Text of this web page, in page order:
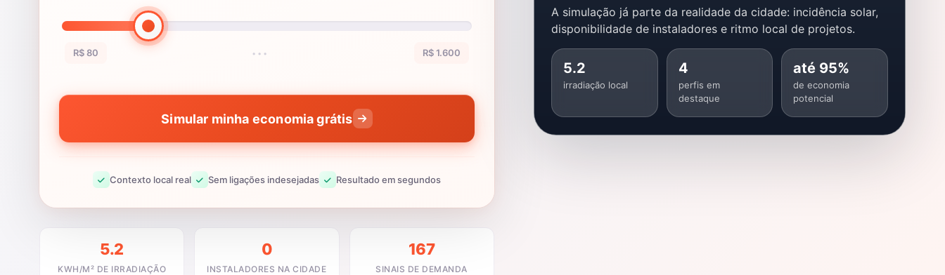
R$ 80 ••• R$ 1.600
Simular minha economia grátis
Contexto local real Sem ligações indesejadas Resultado em segundos
5.2
KWH/M² DE IRRADIAÇÃO
0
INSTALADORES NA CIDADE
167
SINAIS DE DEMANDA
A simulação já parte da realidade da cidade: incidência solar,
disponibilidade de instaladores e ritmo local de projetos.
5.2
irradiação local
4
perfis em
destaque
até 95%
de economia
potencial